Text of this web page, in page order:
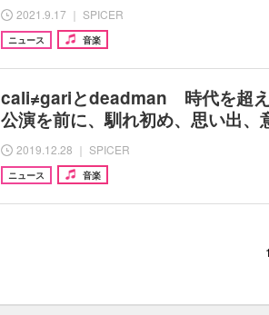
2021.9.17 ｜ SPICER
ニュース 音楽
cali≠gariとdeadman 時代を超
公演を前に、馴れ初め、思い出
2019.12.28 ｜ SPICER
ニュース 音楽
1